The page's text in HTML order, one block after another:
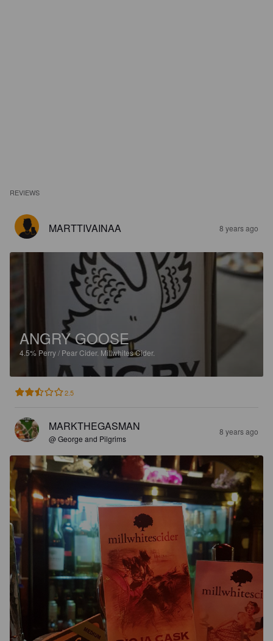
REVIEWS
MARTTIVAINAA 8 years ago
ANGRY GOOSE
4.5% Perry / Pear Cider. Millwhites Cider.
2.5
MARKTHEGASMAN
@ George and Pilgrims
8 years ago